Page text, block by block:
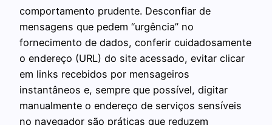
comportamento prudente. Desconfiar de
mensagens que pedem “urgência” no
fornecimento de dados, conferir cuidadosamente
o endereço (URL) do site acessado, evitar clicar
em links recebidos por mensageiros
instantâneos e, sempre que possível, digitar
manualmente o endereço de serviços sensíveis
no navegador são práticas que reduzem